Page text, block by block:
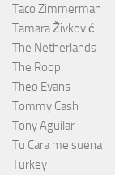
Taco Zimmerman
Tamara Živković
The Netherlands
The Roop
Theo Evans
Tommy Cash
Tony Aguilar
Tu Cara me suena
Turkey